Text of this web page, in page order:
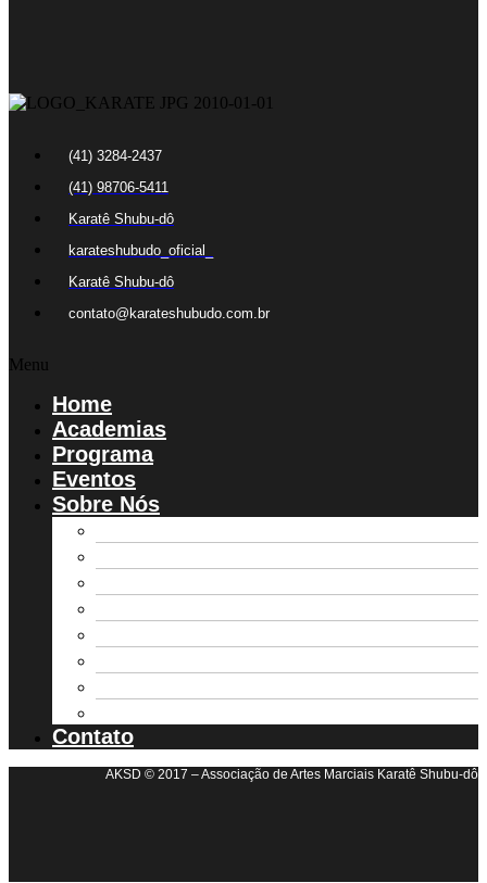
(41) 3284-2437
(41) 98706-5411
Karatê Shubu-dô
karateshubudo_oficial_
Karatê Shubu-dô
contato@karateshubudo.com.br
Menu
Home
Academias
Programa
Eventos
Sobre Nós
Contato
AKSD © 2017 – Associação de Artes Marciais Karatê Shubu-dô